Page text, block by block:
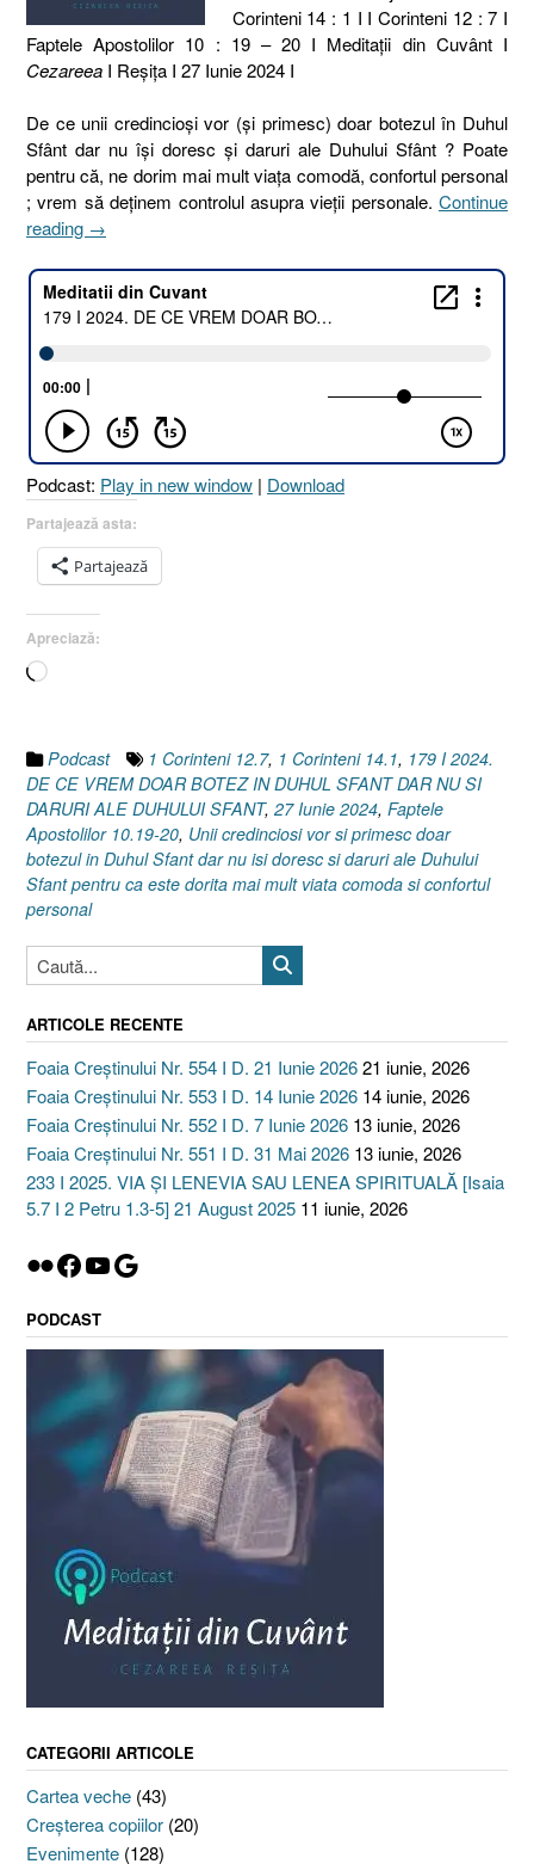
Corinteni 14 : 1 I I Corinteni 12 : 7 I
Faptele Apostolilor 10 : 19 – 20 I Meditaţii din Cuvânt I
Cezareea I Reşiţa I 27 Iunie 2024 I
De ce unii credincioși vor (și primesc) doar botezul în Duhul
Sfânt dar nu își doresc și daruri ale Duhului Sfânt ? Poate
pentru că, ne dorim mai mult viața comodă, confortul personal
; vrem să deținem controlul asupra vieții personale. Continue
reading „179
2024.
DE
CE
DOAR
ÎN
DUHUL
SFÂNT
DAR
NU
ȘI
ALE
DUHULUI
14.1
I
1
Corinteni
12.7
I
Faptele
20]
27
Iunie
2024”
→
Podcast: Play in new window | Download
Partajează asta:
Partajează
Apreciază:
Încarc...
Podcast 1 Corinteni 12.7, 1 Corinteni 14.1, 179 I 2024.
DE CE VREM DOAR BOTEZ IN DUHUL SFANT DAR NU SI
DARURI ALE DUHULUI SFANT, 27 Iunie 2024, Faptele
Apostolilor 10.19-20, Unii credinciosi vor si primesc doar
botezul in Duhul Sfant dar nu isi doresc si daruri ale Duhului
Sfant pentru ca este dorita mai mult viata comoda si confortul
personal
ARTICOLE RECENTE
Foaia Creștinului Nr. 554 I D. 21 Iunie 202621 iunie, 2026
Foaia Creștinului Nr. 553 I D. 14 Iunie 2026 14 iunie, 2026
Foaia Creștinului Nr. 552 I D. 7 Iunie 2026 13 iunie, 2026
Foaia Creștinului Nr. 551 I D. 31 Mai 2026 13 iunie, 2026
233 I 2025. VIA ȘI LENEVIA SAU LENEA SPIRITUALĂ [Isaia
5.7 I 2 Petru 1.3-5] 21 August 2025 11 iunie, 2026
Flickr
Facebook
YouTube
Google
PODCAST
CATEGORII ARTICOLE
Cartea veche (43)
Creşterea copiilor (20)
Evenimente (128)